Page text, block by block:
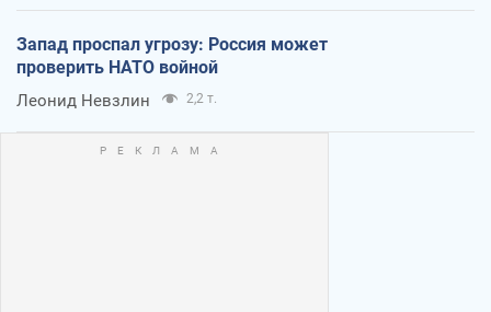
Запад проспал угрозу: Россия может
проверить НАТО войной
Леонид Невзлин 2,2 т.